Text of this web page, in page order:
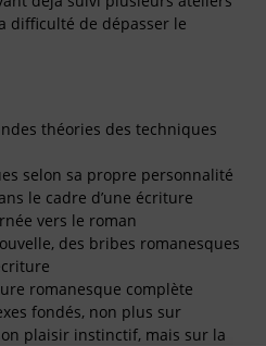
difficulté de dépasser le
théories des techniques
selon sa propre personnalité
le cadre d’une écriture
vers le roman
des bribes romanesques
romanesque complète
fondés, non plus sur
plaisir instinctif, mais sur la